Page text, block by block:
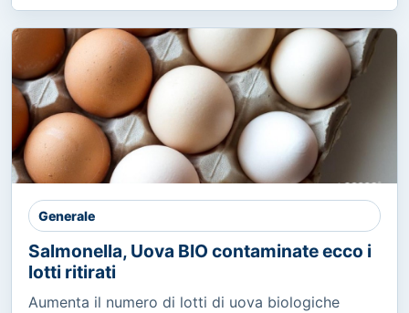
Generale
Salmonella, Uova BIO contaminate ecco i
lotti ritirati
Aumenta il numero di lotti di uova biologiche